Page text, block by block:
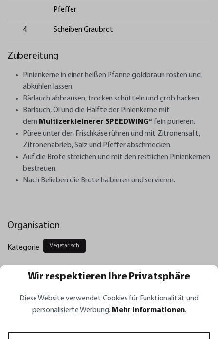
Pfeffer
4 Scheiben Graubrot
Zubereitung
Pinienkerne in einer heißen Pfanne goldbraun rösten und
abkühlen lassen.
Bärlauch abbrausen, trocken schütteln und grob hacken.
Bärlauch, Öl und die Hälfte der Pinienkerne mit
dem Multizerkleinerer SPEEDWING® fein pürieren.
Püree unter den Frischkäse rühren und mit Zitronensaft,
Zitronenabrieb, Salz und Pfeffer abschmecken.
Auf die Brote streichen und mit den restlichen Pinienkernen
bestreuen.
Nach Belieben die Brote halbieren und servieren.
Organisation
Kategorie Vegetarisch
Wir respektieren Ihre Privatsphäre
Diese Website verwendet Cookies für Funktionalität und
personalisierte Werbung. Mehr Informationen.